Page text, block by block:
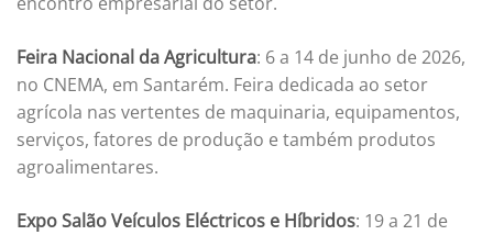
Feira Nacional da Agricultura: 6 a 14 de junho de 2026,
no CNEMA, em Santarém. Feira dedicada ao setor
agrícola nas vertentes de maquinaria, equipamentos,
serviços, fatores de produção e também produtos
agroalimentares.
Expo Salão Veículos Eléctricos e Híbridos: 19 a 21 de